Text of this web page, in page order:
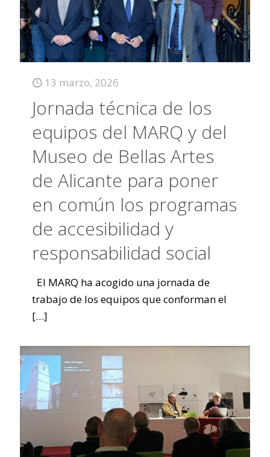
13 marzo, 2026
Jornada técnica de los
equipos del MARQ y del
Museo de Bellas Artes
de Alicante para poner
en común los programas
de accesibilidad y
responsabilidad social
El MARQ ha acogido una jornada de
trabajo de los equipos que conforman el
[…]